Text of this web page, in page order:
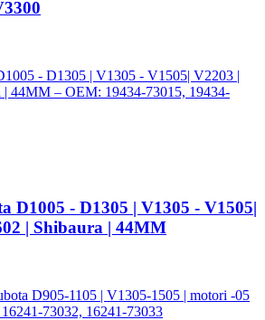
D1005 - D1305 | V1305 - V1505|
| Shibaura | 44MM